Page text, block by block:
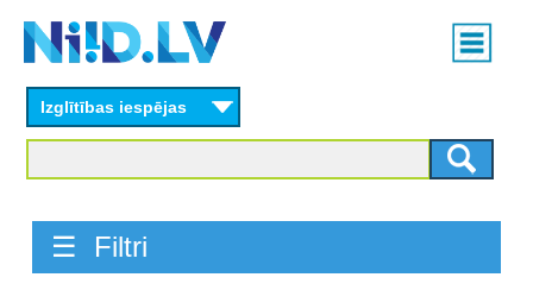
content
Main
menu
Izglītības iespējas
☰ Filtri